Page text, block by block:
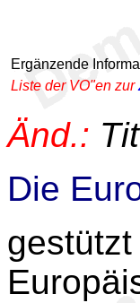
Ergänzende
Liste der VO"en zur
Änd.:
Die